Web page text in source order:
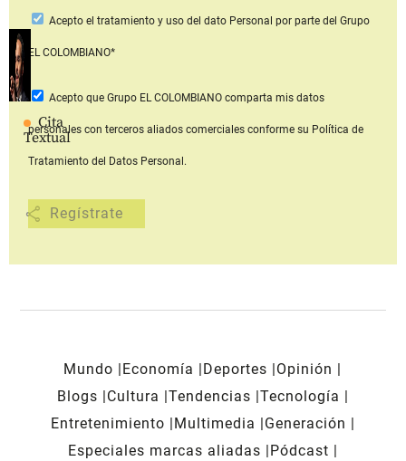
Cita
Textual
share
Acepto el tratamiento y uso del dato Personal por parte del Grupo
EL COLOMBIANO*
Acepto que Grupo EL COLOMBIANOcomparta mis datos
personales con terceros aliados comerciales conforme su Política de
Tratamiento del Datos Personal.
Mundo Economía Deportes
Opinión
Blogs
Cultura Tendencias Tecnología
Entretenimiento
Multimedia
Generación
Especiales marcas aliadas
Pódcast